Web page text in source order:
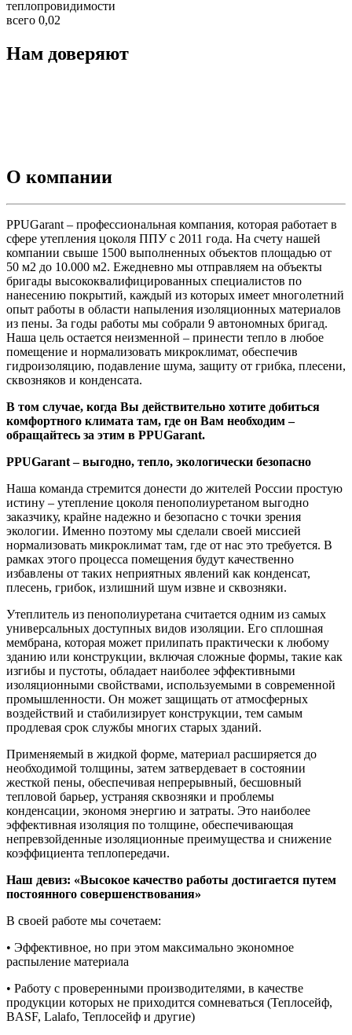
теплопровидимости
всего 0,02
Нам доверяют
О компании
PPUGarant – профессиональная компания, которая работает в
сфере утепления цоколя ППУ с 2011 года. На счету нашей
компании свыше 1500 выполненных объектов площадью от
50 м2 до 10.000 м2. Ежедневно мы отправляем на объекты
бригады высококвалифицированных специалистов по
нанесению покрытий, каждый из которых имеет многолетний
опыт работы в области напыления изоляционных материалов
из пены. За годы работы мы собрали 9 автономных бригад.
Наша цель остается неизменной – принести тепло в любое
помещение и нормализовать микроклимат, обеспечив
гидроизоляцию, подавление шума, защиту от грибка, плесени,
сквозняков и конденсата.
В том случае, когда Вы действительно хотите добиться
комфортного климата там, где он Вам необходим –
обращайтесь за этим в PPUGarant.
PPUGarant – выгодно, тепло, экологически безопасно
Наша команда стремится донести до жителей России простую
истину – утепление цоколя пенополиуретаном выгодно
заказчику, крайне надежно и безопасно с точки зрения
экологии. Именно поэтому мы сделали своей миссией
нормализовать микроклимат там, где от нас это требуется. В
рамках этого процесса помещения будут качественно
избавлены от таких неприятных явлений как конденсат,
плесень, грибок, излишний шум извне и сквозняки.
Утеплитель из пенополиуретана считается одним из самых
универсальных доступных видов изоляции. Его сплошная
мембрана, которая может прилипать практически к любому
зданию или конструкции, включая сложные формы, такие как
изгибы и пустоты, обладает наиболее эффективными
изоляционными свойствами, используемыми в современной
промышленности. Он может защищать от атмосферных
воздействий и стабилизирует конструкции, тем самым
продлевая срок службы многих старых зданий.
Применяемый в жидкой форме, материал расширяется до
необходимой толщины, затем затвердевает в состоянии
жесткой пены, обеспечивая непрерывный, бесшовный
тепловой барьер, устраняя сквозняки и проблемы
конденсации, экономя энергию и затраты. Это наиболее
эффективная изоляция по толщине, обеспечивающая
непревзойденные изоляционные преимущества и снижение
коэффициента теплопередачи.
Наш девиз: «Высокое качество работы достигается путем
постоянного совершенствования»
В своей работе мы сочетаем:
• Эффективное, но при этом максимально экономное
распыление материала
• Работу с проверенными производителями, в качестве
продукции которых не приходится сомневаться (Теплосейф,
BASF, Lalafo, Теплосейф и другие)